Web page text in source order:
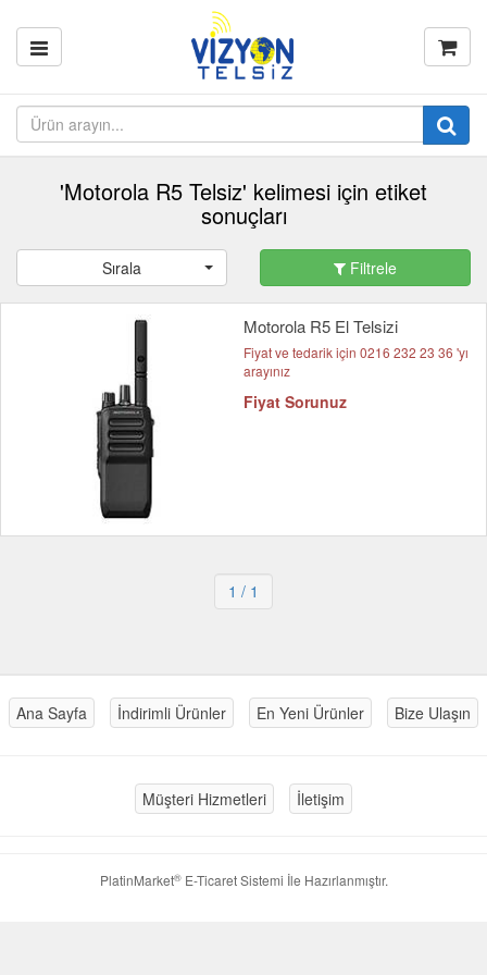
'Motorola R5 Telsiz' kelimesi için etiket
sonuçları
Sırala Filtrele
Motorola R5 El Telsizi
Fiyat ve tedarik için 0216 232 23 36 'yı
arayınız
Fiyat Sorunuz
1 / 1
Ana Sayfa İndirimli Ürünler En Yeni Ürünler Bize Ulaşın
Müşteri Hizmetleri İletişim
PlatinMarket®E-Ticaret Sistemi İle Hazırlanmıştır.